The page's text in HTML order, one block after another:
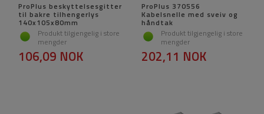
ProPlus beskyttelsesgitter
til bakre tilhengerlys
140x105x80mm
Produkt tilgjengelig i store
mengder
106,09 NOK
ProPlus 370556
Kabelsnelle med sveiv og
håndtak
Produkt tilgjengelig i store
mengder
202,11 NOK